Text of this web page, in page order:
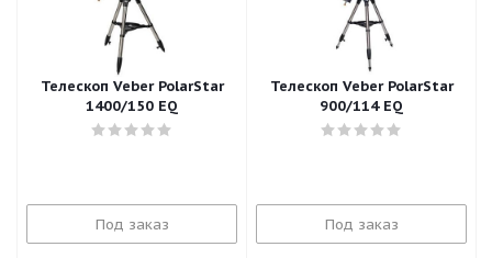
Телескоп Veber PolarStar
1400/150 EQ
Под заказ
Телескоп Veber PolarStar
900/114 EQ
Под заказ